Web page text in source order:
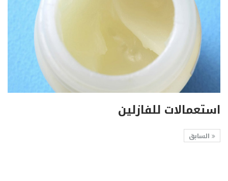
استعمالات للفازلين
السابق